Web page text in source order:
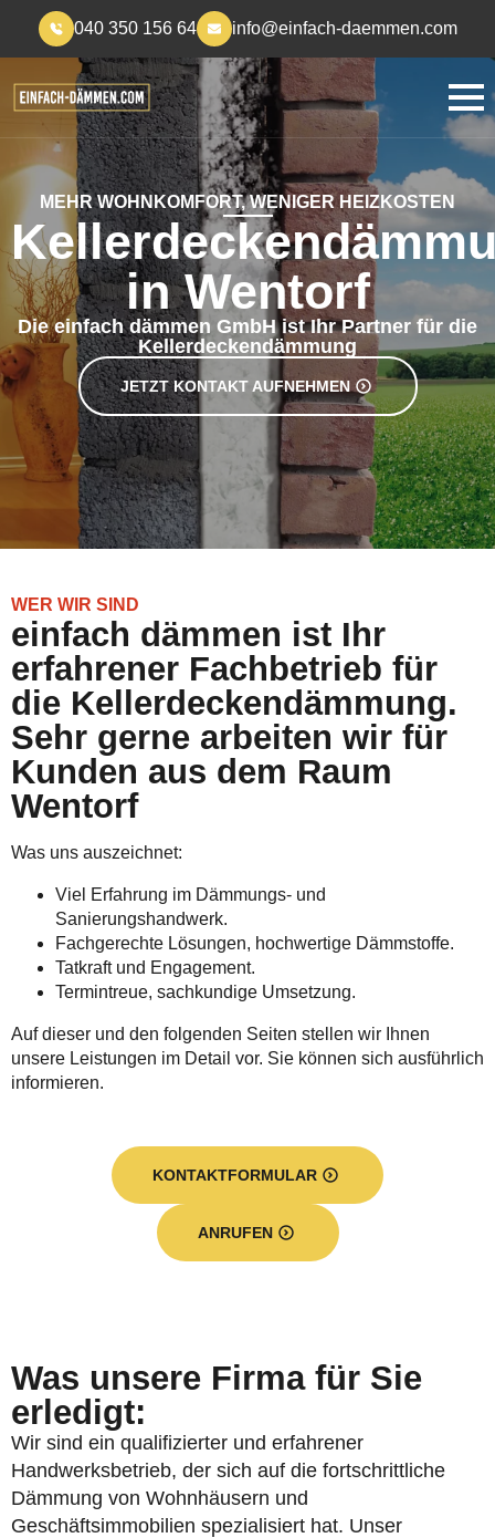
040 350 156 64 info@einfach-daemmen.com
MEHR WOHNKOMFORT, WENIGER HEIZKOSTEN
in Wentorf
Die einfach dämmen GmbH ist Ihr Partner für die
Kellerdeckendämmung
JETZT KONTAKT AUFNEHMEN
WER WIR SIND
einfach dämmen ist Ihr
erfahrener Fachbetrieb für
die Kellerdeckendämmung.
Sehr gerne arbeiten wir für
Kunden aus dem Raum
Wentorf
Was uns auszeichnet:
Viel Erfahrung im Dämmungs- und
Sanierungshandwerk.
Fachgerechte Lösungen, hochwertige Dämmstoffe.
Tatkraft und Engagement.
Termintreue, sachkundige Umsetzung.
Auf dieser und den folgenden Seiten stellen wir Ihnen
unsere Leistungen im Detail vor. Sie können sich ausführlich
informieren.
KONTAKTFORMULAR
ANRUFEN
Was unsere Firma für Sie
erledigt:
Wir sind ein qualifizierter und erfahrener
Handwerksbetrieb, der sich auf die fortschrittliche
Dämmung von Wohnhäusern und
Geschäftsimmobilien spezialisiert hat. Unser